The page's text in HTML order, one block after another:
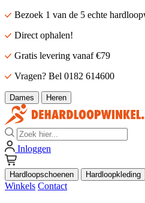
Bezoek 1 van de 5 echte
Direct ophalen!
Gratis levering vanaf €79
Vragen? Bel 0182 614600
Dames Heren
Zoek
Inloggen
Hardloopschoenen Hardloopkleding
Winkels Contact